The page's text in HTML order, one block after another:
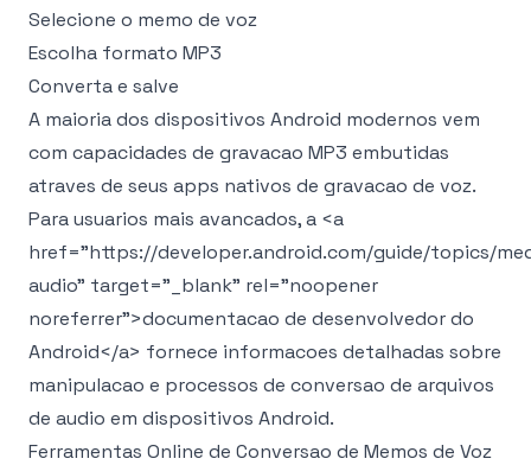
Selecione o memo de voz
Escolha formato MP3
Converta e salve
A maioria dos dispositivos Android modernos vem
com capacidades de gravacao MP3 embutidas
atraves de seus apps nativos de gravacao de voz.
Para usuarios mais avancados, a <a
href="https://developer.android.com/guide/topics/
audio" target="_blank" rel="noopener
noreferrer">documentacao de desenvolvedor do
Android</a> fornece informacoes detalhadas sobre
manipulacao e processos de conversao de arquivos
de audio em dispositivos Android.
Ferramentas Online de Conversao de Memos de Voz